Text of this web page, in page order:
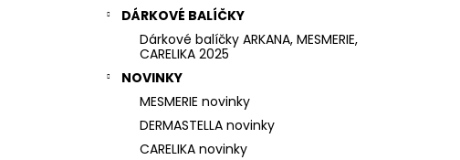
DÁRKOVÉ BALÍČKY
Dárkové balíčky ARKANA, MESMERIE,
CARELIKA 2025
NOVINKY
MESMERIE novinky
DERMASTELLA novinky
CARELIKA novinky